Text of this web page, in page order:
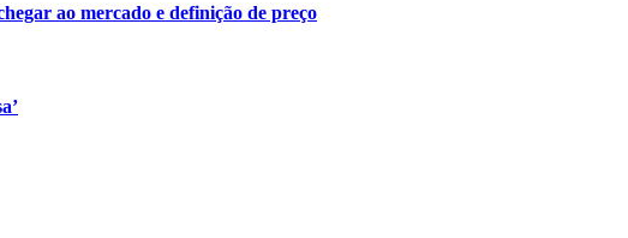
ao mercado e definição de preço